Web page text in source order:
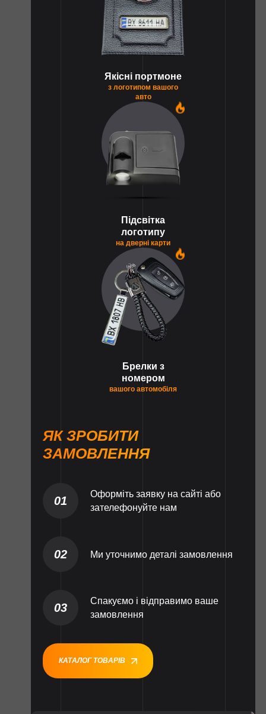
Якісні портмоне
з логотипом вашого
авто
Підсвітка
логотипу
на дверні карти
Брелки з
номером
вашого автомобіля
ЯК ЗРОБИТИ
ЗАМОВЛЕННЯ
01
Оформіть заявку на сайті або
зателефонуйте нам
02 Ми уточнимо деталі замовлення
03
Спакуємо і відправимо ваше
замовлення
КАТАЛОГ ТОВАРІВ